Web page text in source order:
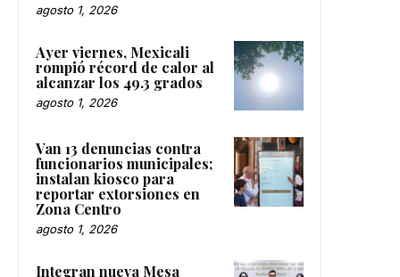
agosto 1, 2026
Ayer viernes, Mexicali
rompió récord de calor al
alcanzar los 49.3 grados
agosto 1, 2026
Van 13 denuncias contra
funcionarios municipales;
instalan kiosco para
reportar extorsiones en
Zona Centro
agosto 1, 2026
Integran nueva Mesa